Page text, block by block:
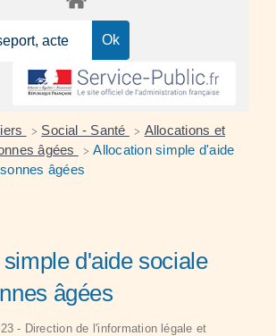
> Social - Santé > Allocations et
âgées
> Allocation simple d'aide
âgées
d'aide sociale
âgées
- Direction de l'information légale et